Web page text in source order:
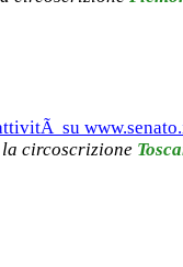
su
circoscrizione